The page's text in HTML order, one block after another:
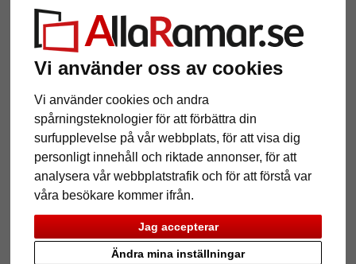
Vi använder oss av cookies
Vi använder cookies och andra
spårningsteknologier för att förbättra din
surfupplevelse på vår webbplats, för att visa dig
personligt innehåll och riktade annonser, för att
analysera vår webbplatstrafik och för att förstå var
våra besökare kommer ifrån.
Jag accepterar
Ändra mina inställningar
1,4 mm passepartout i
museikvalitet med måttbeställt
utsnitt
Pictures Preview